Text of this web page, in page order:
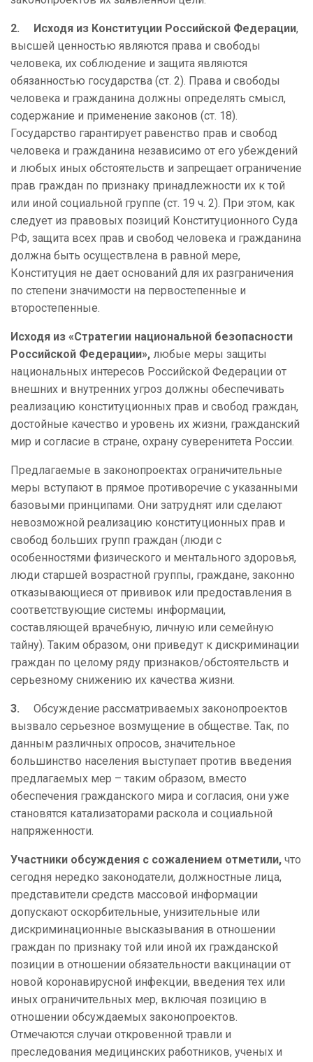
2. Исходя из Конституции Российской Федерации,
высшей ценностью являются права и свободы
человека, их соблюдение и защита являются
обязанностью государства (ст. 2). Права и свободы
человека и гражданина должны определять смысл,
содержание и применение законов (ст. 18).
Государство гарантирует равенство прав и свобод
человека и гражданина независимо от его убеждений
и любых иных обстоятельств и запрещает ограничение
прав граждан по признаку принадлежности их к той
или иной социальной группе (ст. 19 ч. 2). При этом, как
следует из правовых позиций Конституционного Суда
РФ, защита всех прав и свобод человека и гражданина
должна быть осуществлена в равной мере,
Конституция не дает оснований для их разграничения
по степени значимости на первостепенные и
второстепенные.
Исходя из «Стратегии национальной безопасности
Российской Федерации», любые меры защиты
национальных интересов Российской Федерации от
внешних и внутренних угроз должны обеспечивать
реализацию конституционных прав и свобод граждан,
достойные качество и уровень их жизни, гражданский
мир и согласие в стране, охрану суверенитета России.
Предлагаемые в законопроектах ограничительные
меры вступают в прямое противоречие с указанными
базовыми принципами. Они затруднят или сделают
невозможной реализацию конституционных прав и
свобод больших групп граждан (люди с
особенностями физического и ментального здоровья,
люди старшей возрастной группы, граждане, законно
отказывающиеся от прививок или предоставления в
соответствующие системы информации,
составляющей врачебную, личную или семейную
тайну). Таким образом, они приведут к дискриминации
граждан по целому ряду признаков/обстоятельств и
серьезному снижению их качества жизни.
3. Обсуждение рассматриваемых законопроектов
вызвало серьезное возмущение в обществе. Так, по
данным различных опросов, значительное
большинство населения выступает против введения
предлагаемых мер – таким образом, вместо
обеспечения гражданского мира и согласия, они уже
становятся катализаторами раскола и социальной
напряженности.
Участники обсуждения с сожалением отметили, что
сегодня нередко законодатели, должностные лица,
представители средств массовой информации
допускают оскорбительные, унизительные или
дискриминационные высказывания в отношении
граждан по признаку той или иной их гражданской
позиции в отношении обязательности вакцинации от
новой коронавирусной инфекции, введения тех или
иных ограничительных мер, включая позицию в
отношении обсуждаемых законопроектов.
Отмечаются случаи откровенной травли и
преследования медицинских работников, ученых и